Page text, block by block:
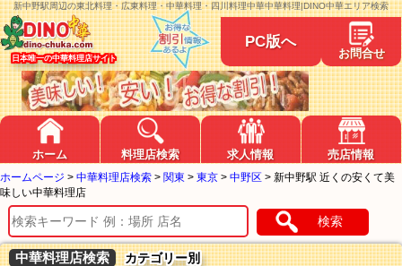
新中野駅周辺の東北料理・広東料理・中華料理・四川料理中華中華料理|DINO中華エリア検索
日本唯一の中華料理店サイト
PC版へ
お問合せ
ホーム 料理店検索 求人情報 売店情報
ホームページ > 中華料理店検索 > 関東 > 東京 > 中野区 > 新中野駅 近くの安くて美
味しい中華料理店
検索
中華料理店検索 カテゴリー別